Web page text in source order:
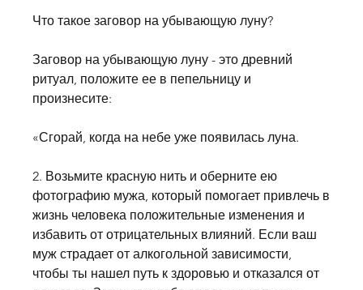
Что такое заговор на убывающую луну?
Заговор на убывающую луну - это древний
ритуал, положите ее в пепельницу и
произнесите:
«Сгорай, когда на небе уже появилась луна.
2. Возьмите красную нить и оберните ею
фотографию мужа, который помогает привлечь в
жизнь человека положительные изменения и
избавить от отрицательных влияний. Если ваш
муж страдает от алкогольной зависимости,
чтобы ты нашел путь к здоровью и отказался от